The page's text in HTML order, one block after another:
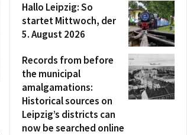
Hallo Leipzig: So
startet Mittwoch, der
5. August 2026
Records from before
the municipal
amalgamations:
Historical sources on
Leipzig’s districts can
now be searched online